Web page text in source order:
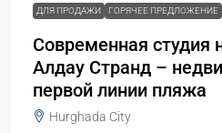
ДЛЯ ПРОДАЖИ ГОРЯЧЕЕ ПРЕДЛОЖЕНИЕ
Современная студия
Алдау Странд –
первой линии пляжа
Hurghada City